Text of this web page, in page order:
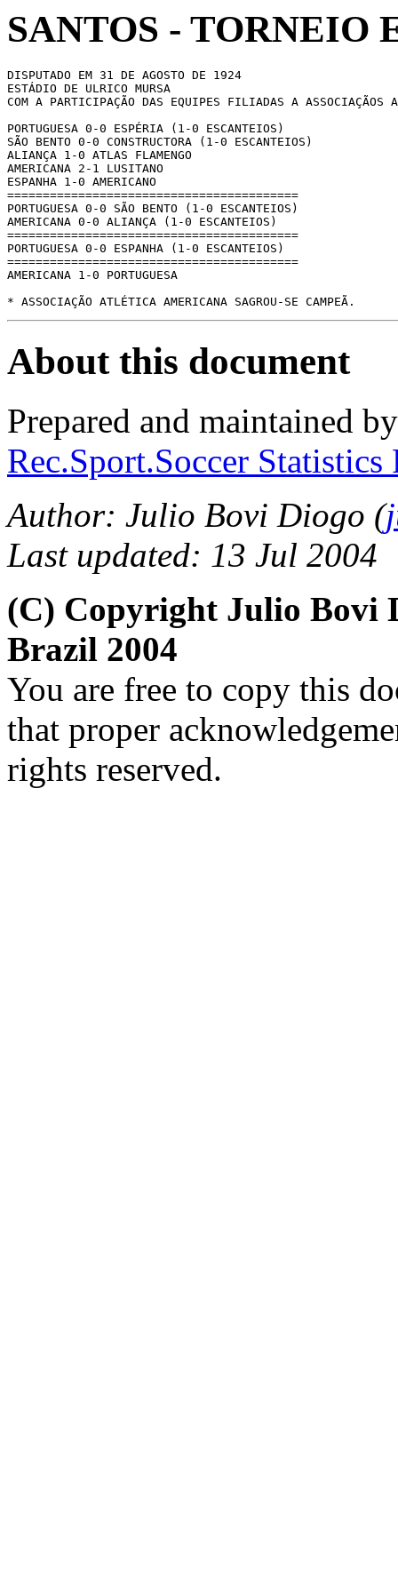
SANTOS - TORNEIO
DISPUTADO EM 31 DE AGOSTO DE 1924
ESTÁDIO DE ULRICO MURSA
COM A PARTICIPAÇÃO DAS EQUIPES FILIADAS A
PORTUGUESA 0-0 ESPÉRIA (1-0 ESCANTEIOS)
SÃO BENTO 0-0 CONSTRUCTORA (1-0 ESCANTEIOS)
ALIANÇA 1-0 ATLAS FLAMENGO
AMERICANA 2-1 LUSITANO
ESPANHA 1-0 AMERICANO
=========================================
PORTUGUESA 0-0 SÃO BENTO (1-0 ESCANTEIOS)
AMERICANA 0-0 ALIANÇA (1-0 ESCANTEIOS)
=========================================
PORTUGUESA 0-0 ESPANHA (1-0 ESCANTEIOS)
=========================================
AMERICANA 1-0 PORTUGUESA
* ASSOCIAÇÃO ATLÉTICA AMERICANA SAGROU-SE CAMPEÃ.
About this document
Prepared and maintained
Rec.Sport.Soccer
Author: Julio Bovi Diogo (
Last updated: 13 Jul 2004
(C) Copyright Julio Bovi
Brazil 2004
You are free to copy this
that proper
rights reserved.